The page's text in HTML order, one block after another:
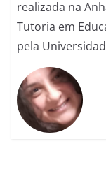
realizada na
Tutoria em
pela